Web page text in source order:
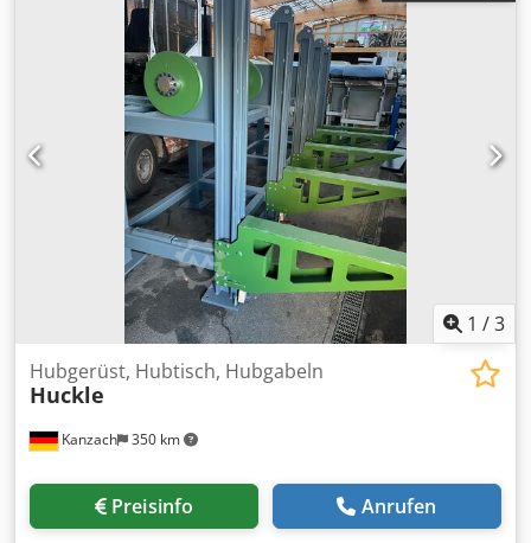
1 /3
Kanzach 350 km
Hubgerüst, Hubtisch, Hubgabeln
Huckle
Preisinfo Anrufen